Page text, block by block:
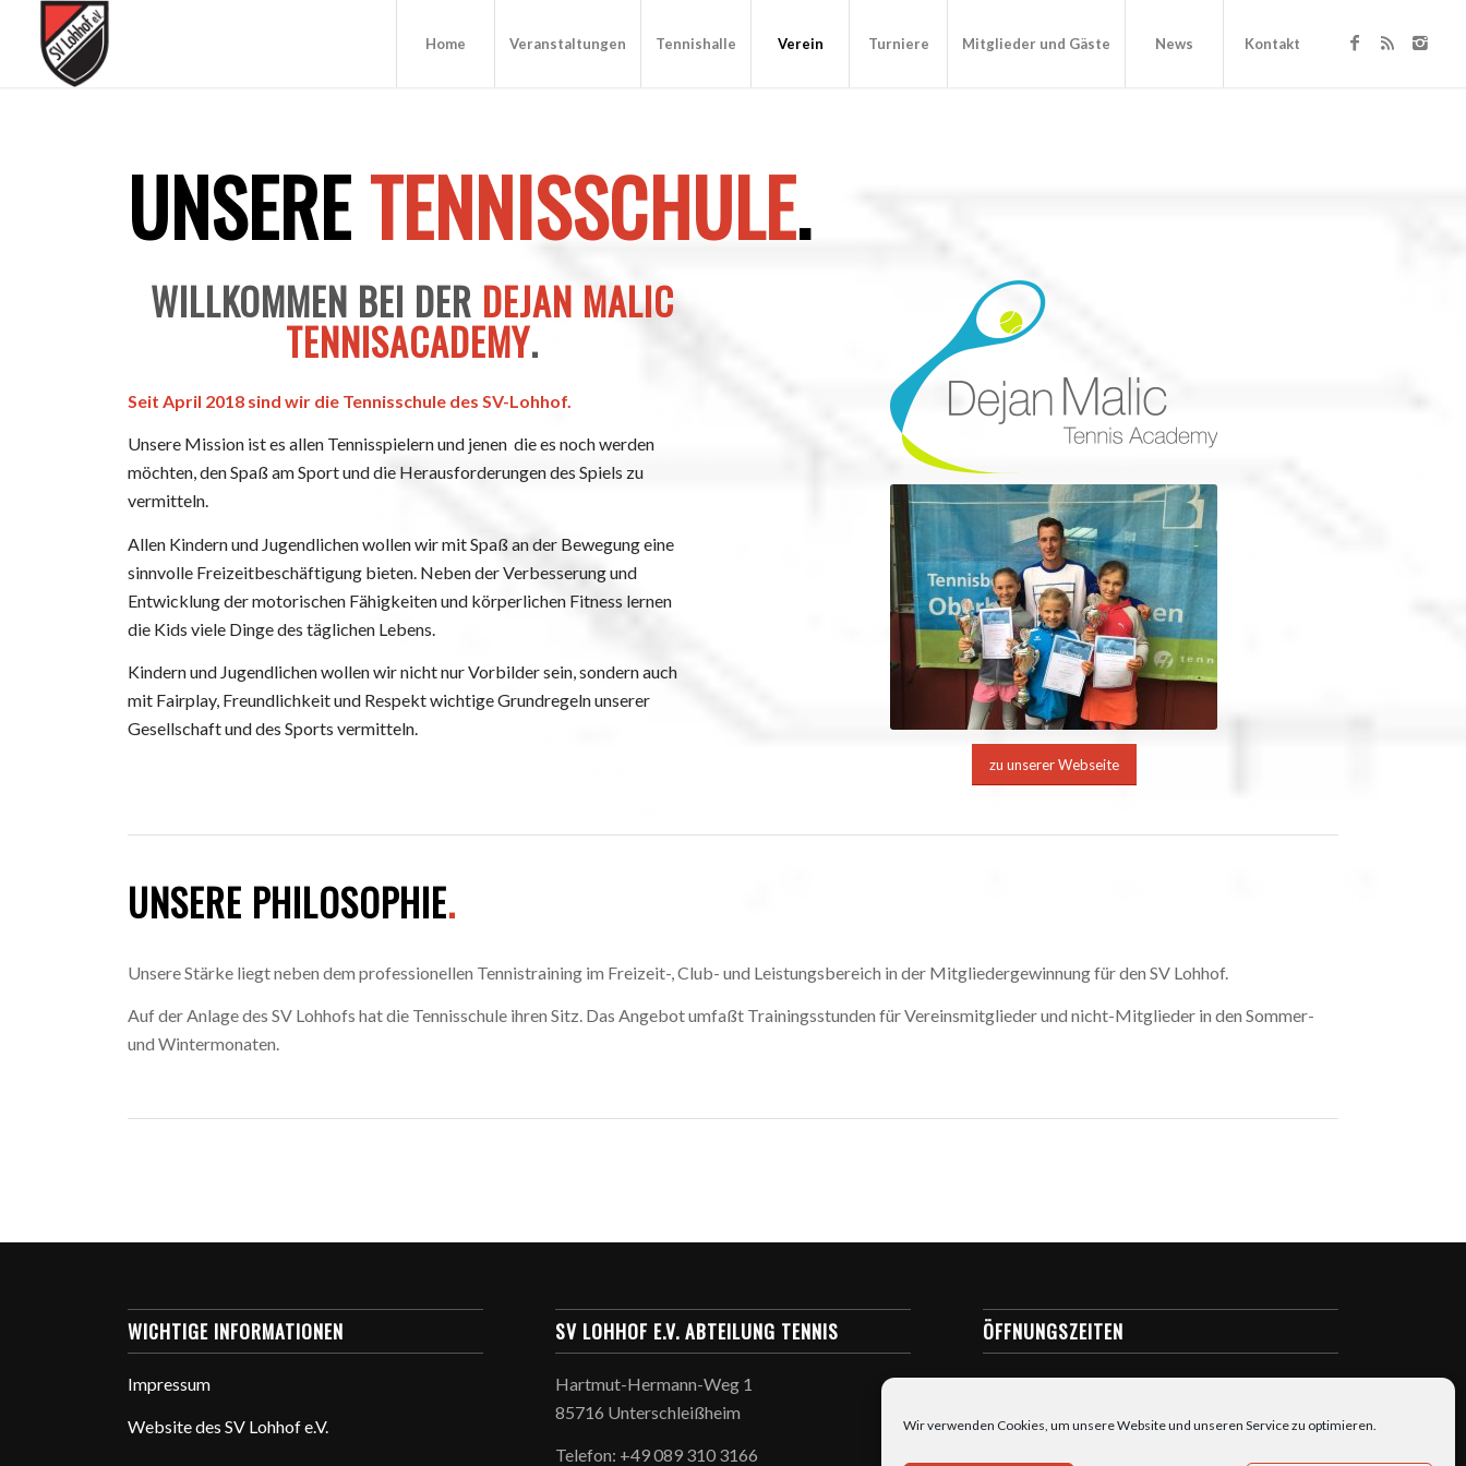
Wir verwenden Cookies, um unsere Website und unseren Service zu optimieren.
Home Veranstaltungen Tennishalle Verein Turniere Mitglieder und Gäste News Kontakt
UNSERETENNISSCHULE.
WILLKOMMEN BEI DER DEJAN MALIC
TENNISACADEMY.
Seit April 2018 sind wir die Tennisschule des SV-Lohhof.
Unsere Mission ist es allen Tennisspielern und jenen die es noch werden
möchten, den Spaß am Sport und die Herausforderungen des Spiels zu
vermitteln.
Allen Kindern und Jugendlichen wollen wir mit Spaß an der Bewegung eine
sinnvolle Freizeitbeschäftigung bieten. Neben der Verbesserung und
Entwicklung der motorischen Fähigkeiten und körperlichen Fitness lernen
die Kids viele Dinge des täglichen Lebens.
Kindern und Jugendlichen wollen wir nicht nur Vorbilder sein, sondern auch
mit Fairplay, Freundlichkeit und Respekt wichtige Grundregeln unserer
Gesellschaft und des Sports vermitteln.
zu unserer Webseite
UNSERE PHILOSOPHIE.
Unsere Stärke liegt neben dem professionellen Tennistraining im Freizeit-, Club- und Leistungsbereich in der Mitgliedergewinnung für den SV Lohhof.
Auf der Anlage des SV Lohhofs hat die Tennisschule ihren Sitz. Das Angebot umfaßt Trainingsstunden für Vereinsmitglieder und nicht-Mitglieder in den Sommer-
und Wintermonaten.
WICHTIGE INFORMATIONEN
Impressum
Website des SV Lohhof e.V.
SV LOHHOF E.V. ABTEILUNG TENNIS
Hartmut-Hermann-Weg 1
85716 Unterschleißheim
Telefon: +49 089 310 3166
ÖFFNUNGSZEITEN
täglich: 7:00-23:00